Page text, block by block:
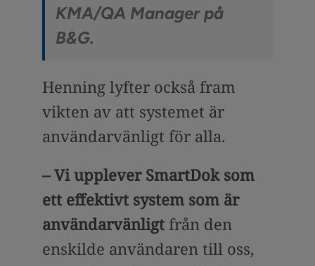
KMA/QA Manager på
B&G.
Henning lyfter också fram
vikten av att systemet är
användarvänligt för alla.
– Vi upplever SmartDok som
ett effektivt system som är
användarvänligtfrån den
enskilde användaren till oss,